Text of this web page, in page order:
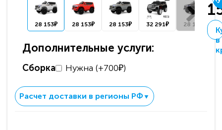
28 153₽ 28 153₽ 28 153₽ 32 291₽ 28 153₽
Дополнительные услуги:
Сборка Нужна (+700₽)
в
Расчет доставки в регионы РФ ▼